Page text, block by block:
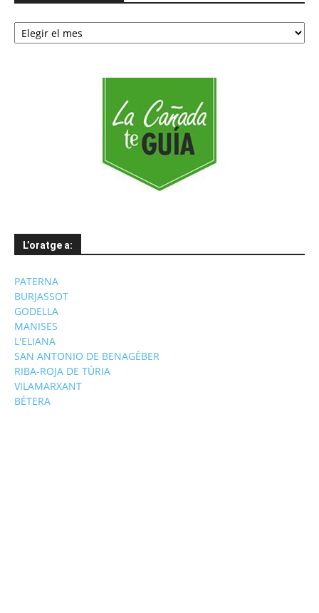
Notícies
per
L’oratge a:
PATERNA
BURJASSOT
GODELLA
MANISES
L'ELIANA
SAN ANTONIO DE BENAGÉBER
RIBA-ROJA DE TÚRIA
VILAMARXANT
BÉTERA